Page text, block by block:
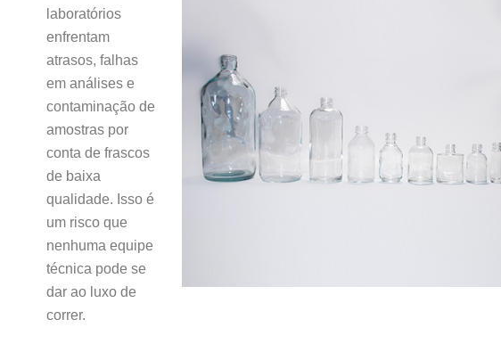
laboratórios
enfrentam
atrasos, falhas
em análises e
contaminação de
amostras por
conta de frascos
de baixa
qualidade. Isso é
um risco que
nenhuma equipe
técnica pode se
dar ao luxo de
correr.